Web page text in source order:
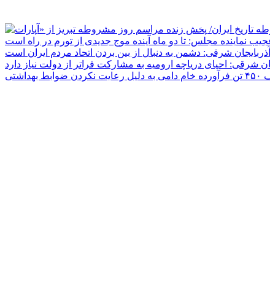
نماینده مجلس: تا دو ماه آینده موج جدیدی از تورم در راه است
آذربایجان شرقی: دشمن به دنبال از بین بردن اتحاد مردم ایران است
شرقی: احیای دریاچه ارومیه به مشارکت فراتر از دولت نیاز دارد
بهداشتی